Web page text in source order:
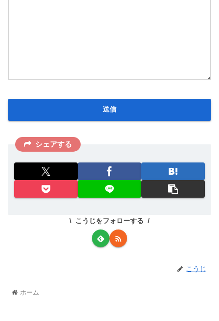
シェアする
こうじをフォローする
こうじ
ホーム